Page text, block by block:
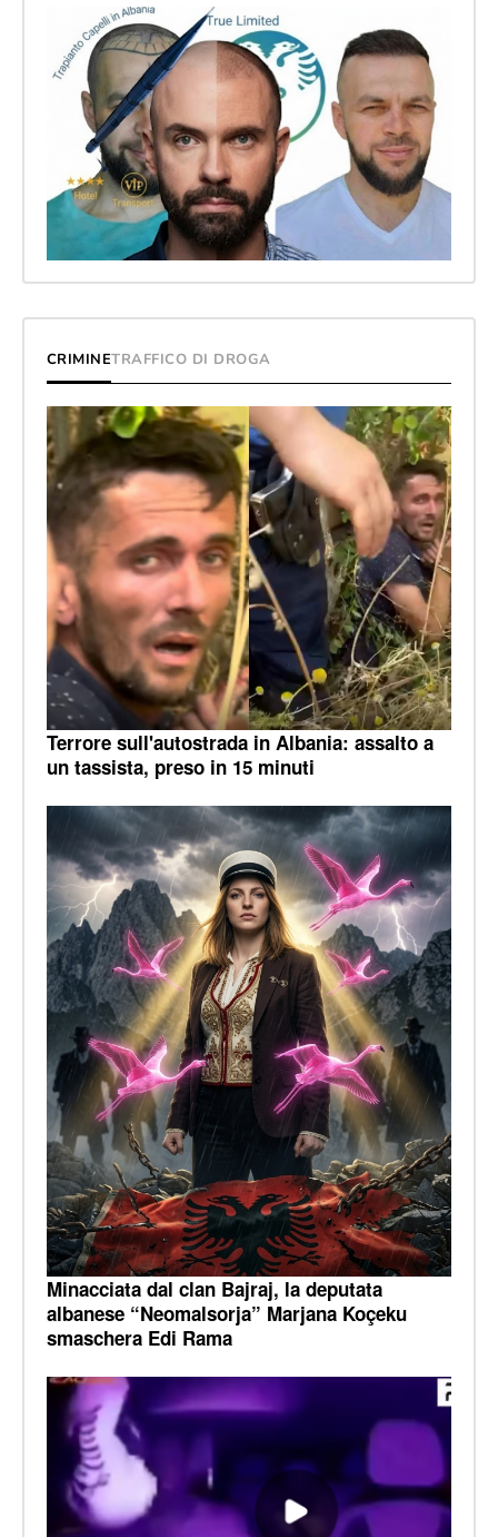
CRIMINETRAFFICO DI DROGA
Terrore sull'autostrada in Albania: assalto a
un tassista, preso in 15 minuti
Minacciata dal clan Bajraj, la deputata
albanese “Neomalsorja” Marjana Koçeku
smaschera Edi Rama